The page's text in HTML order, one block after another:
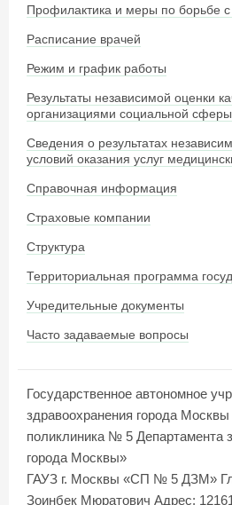
Профилактика и меры по борьбе с
Расписание врачей
Режим и график работы
Результаты независимой оценки
организациями социальной сферы
Сведения о результатах
условий оказания услуг
Справочная информация
Страховые компании
Структура
Территориальная программа
Учредительные документы
Часто задаваемые вопросы
Государственное автономное
здравоохранения города
поликлиника № 5 Департамента
города Москвы»
ГАУЗ г. Москвы «СП № 5 ДЗМ»
Зоинбек Мюратович Адрес: